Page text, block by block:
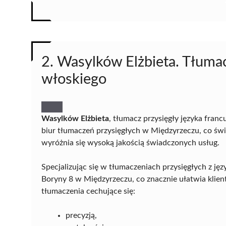
2. Wasylków Elżbieta.
włoskiego
Wasylków Elżbieta, tłumacz przysięgły języka
biur tłumaczeń przysięgłych w Międzyrzeczu, co
wyróżnia się wysoką jakością świadczonych usług.
Specjalizując się w tłumaczeniach przysięgłych z
Boryny 8 w Międzyrzeczu, co znacznie ułatwia
tłumaczenia cechujące się:
precyzją,